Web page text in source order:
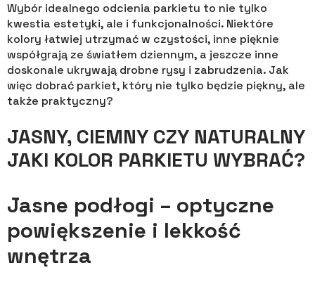
Wybór idealnego odcienia parkietu to nie tylko
kwestia estetyki, ale i funkcjonalności. Niektóre
kolory łatwiej utrzymać w czystości, inne pięknie
współgrają ze światłem dziennym, a jeszcze inne
doskonale ukrywają drobne rysy i zabrudzenia. Jak
więc dobrać parkiet, który nie tylko będzie piękny, ale
także praktyczny?
JASNY, CIEMNY CZY NATURALNY
JAKI KOLOR PARKIETU WYBRAĆ?
Jasne podłogi – optyczne
powiększenie i lekkość
wnętrza